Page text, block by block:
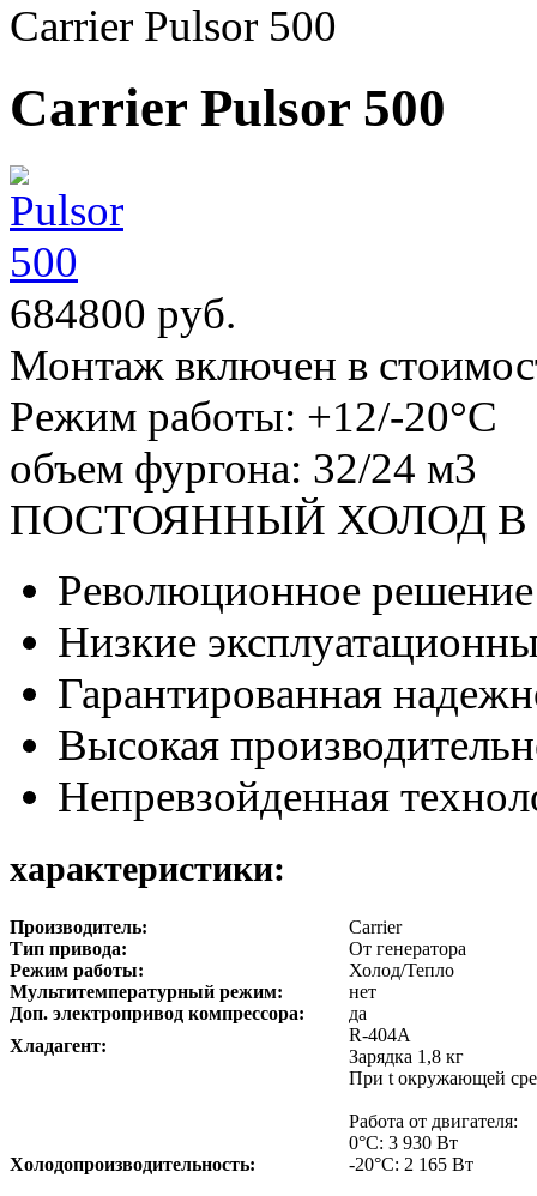
Carrier Pulsor 500
Carrier Pulsor 500
684800 руб.
Монтаж включен в
Режим работы: +12/-20°С
объем фургона: 32/24 м3
ПОСТОЯННЫЙ ХОЛОД В
Революционное
Низкие
Гарантированная
Высокая
Непревзойденная
характеристики:
Производитель:
Carrier
Тип привода:
От генератора
Режим работы:
Холод/Тепло
Мультитемпературный режим:
нет
Доп. электропривод компрессора:
да
Хладагент:
R-404A
Зарядка 1,8 кг
Холодопроизводительность:
При t окружающей
Работа от двигателя:
0°С: 3 930 Вт
-20°С: 2 165 Вт